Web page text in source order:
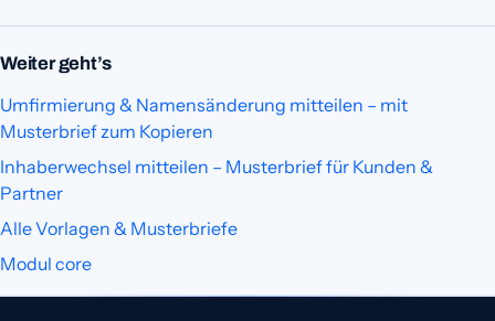
Weiter geht’s
Umfirmierung & Namensänderung mitteilen – mit
Musterbrief zum Kopieren
Inhaberwechsel mitteilen – Musterbrief für Kunden &
Partner
Alle Vorlagen & Musterbriefe
Modul core